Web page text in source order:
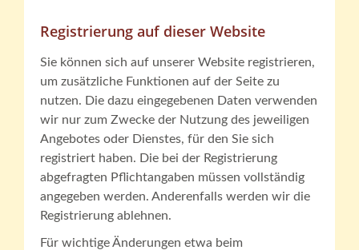
Registrierung auf dieser Website
Sie können sich auf unserer Website registrieren,
um zusätzliche Funktionen auf der Seite zu
nutzen. Die dazu eingegebenen Daten verwenden
wir nur zum Zwecke der Nutzung des jeweiligen
Angebotes oder Dienstes, für den Sie sich
registriert haben. Die bei der Registrierung
abgefragten Pflichtangaben müssen vollständig
angegeben werden. Anderenfalls werden wir die
Registrierung ablehnen.
Für wichtige Änderungen etwa beim